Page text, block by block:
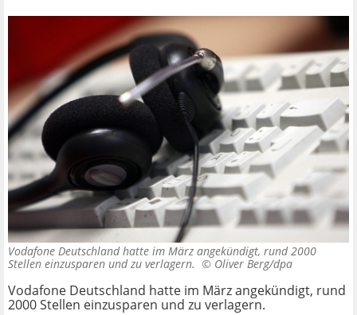
Vodafone Deutschland hatte im März angekündigt, rund 2000
Stellen einzusparen und zu verlagern. © Oliver Berg/dpa
Vodafone Deutschland hatte im März angekündigt, rund
2000 Stellen einzusparen und zu verlagern.